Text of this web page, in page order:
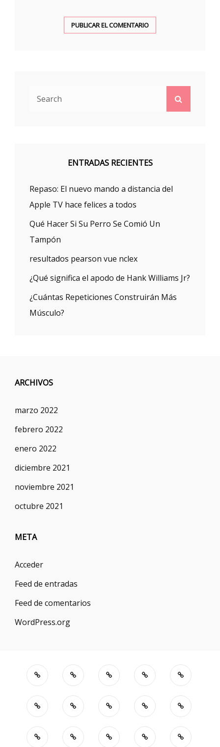
ENTRADAS RECIENTES
Repaso: El nuevo mando a distancia del
Apple TV hace felices a todos
Qué Hacer Si Su Perro Se Comió Un
Tampón
resultados pearson vue nclex
¿Qué significa el apodo de Hank Williams Jr?
¿Cuántas Repeticiones Construirán Más
Músculo?
ARCHIVOS
marzo 2022
febrero 2022
enero 2022
diciembre 2021
noviembre 2021
octubre 2021
META
Acceder
Feed de entradas
Feed de comentarios
WordPress.org